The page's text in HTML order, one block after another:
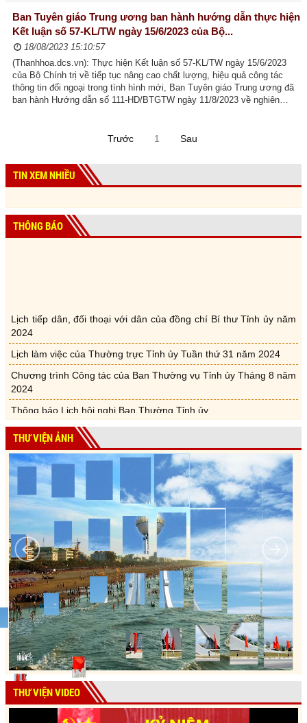
Ban Tuyên giáo Trung ương ban hành hướng dẫn thực hiện
Kết luận số 57-KL/TW ngày 15/6/2023 của Bộ...
18/08/2023 15:10:57
(Thanhhoa.dcs.vn): Thực hiện Kết luận số 57-KL/TW ngày 15/6/2023
của Bộ Chính trị về tiếp tục nâng cao chất lượng, hiệu quả công tác
thông tin đối ngoại trong tình hình mới, Ban Tuyên giáo Trung ương đã
ban hành Hướng dẫn số 111-HD/BTGTW ngày 11/8/2023 về nghiên
Trước 1 Sau
TIN XEM NHIỀU
THÔNG BÁO
2024
Lịch làm việc của Thường trực Tỉnh ủy Tuần thứ 31 năm 2024
Chương trình Công tác của Ban Thường vụ Tỉnh ủy Tháng 8 năm
2024
Thông báo Lịch hội nghị Ban Thường Tỉnh ủy
Lịch tiếp dân, đối thoại với dân của đồng chí Bí thư Tỉnh ủy năm
2024
THƯ VIỆN ẢNH
THƯ VIỆN VIDEO